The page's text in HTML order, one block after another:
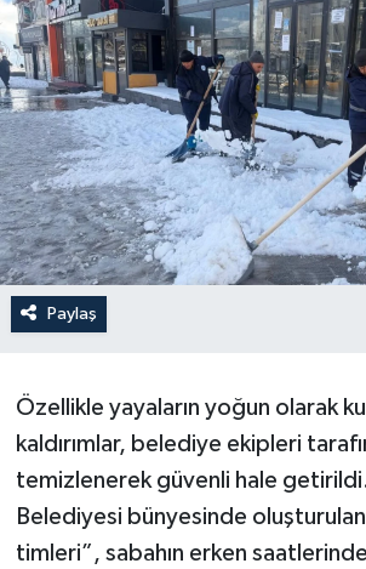
Paylaş
Özellikle yayaların yoğun olarak
kaldırımlar, belediye ekipleri
temizlenerek güvenli hale
Belediyesi bünyesinde
timleri”, sabahın erken
Teknoloji
Yaşam